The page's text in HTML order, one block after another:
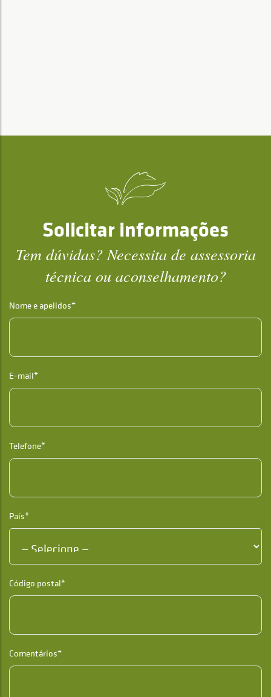
Solicitar informações
Tem dúvidas? Necessita de assessoria
técnica ou aconselhamento?
Nome e apelidos*
E-mail*
Telefone*
País*
Código postal*
Comentários*